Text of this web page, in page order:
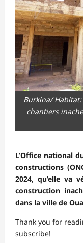
Burkina/ Habitat:
chantiers
L’Office national
constructions
2024, qu’elle va
construction
dans la ville de
Thank you for
subscribe!